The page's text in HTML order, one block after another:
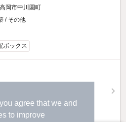
agree that we and
to improve
岡市中川園町
/ その他
ボックス
/ 43.16㎡